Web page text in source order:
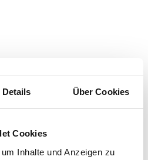
Details Über Cookies
Cookies
Inhalte und Anzeigen zu